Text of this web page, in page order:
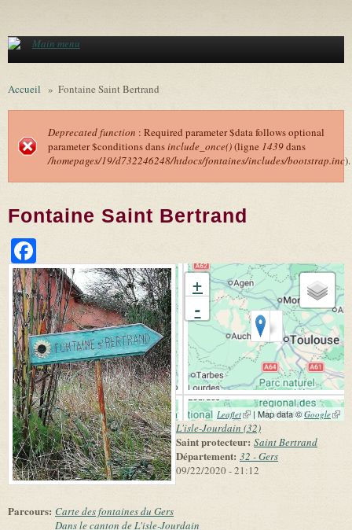
Main menu
Accueil » Fontaine Saint Bertrand
Message d'erreur
Deprecated function : Required parameter $data follows optional
parameter $conditions dansinclude_once()(ligne 1439dans
/homepages/19/d732246248/htdocs/fontaines/includes/bootstrap.inc).
Fontaine Saint Bertrand
+
-
Leaflet(link is external)
| Map data ©Google(link
L'isle-Jourdain (32)
Saint protecteur: Saint Bertrand
Département: 32 - Gers
09/22/2020 - 21:12
Parcours: Carte des fontaines du Gers
Dans le canton de L'isle-Jourdain